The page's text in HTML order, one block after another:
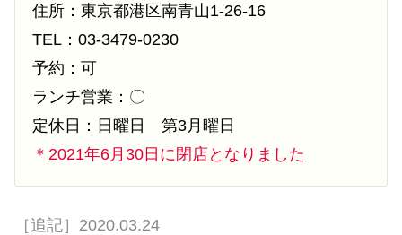
住所：東京都港区南青山1-26-16
TEL：03-3479-0230
予約：可
ランチ営業：〇
定休日：日曜日 第3月曜日
＊2021年6月30日に閉店となりました
［追記］2020.03.24